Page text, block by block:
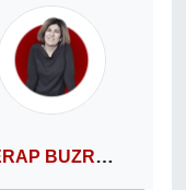
öğreniyor?
SERAP BUZRUL YAŞAR